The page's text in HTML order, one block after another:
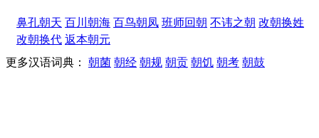
鼻孔朝天 百川朝海 百鸟朝凤 班师回朝 不讳之朝 改朝换姓
改朝换代 返本朝元
更多汉语词典： 朝菌 朝经 朝规 朝贡 朝饥 朝考 朝鼓